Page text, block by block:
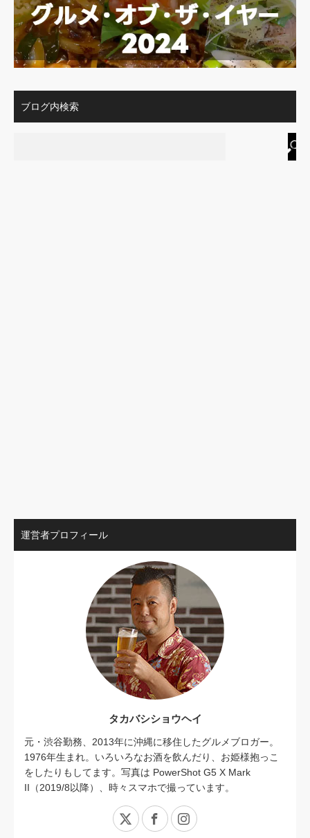
ブログ内検索
運営者プロフィール
タカバシショウヘイ
元・渋谷勤務、2013年に沖縄に移住したグルメブロガー。
1976年生まれ。いろいろなお酒を飲んだり、お姫様抱っこ
をしたりもしてます。写真は PowerShot G5 X Mark
II（2019/8以降）、時々スマホで撮っています。
X FacebookInstagram